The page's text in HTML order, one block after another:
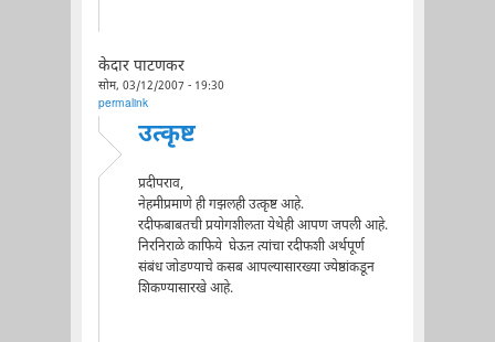
केदार पाटणकर
सोम, 03/12/2007 - 19:30
permalink
उत्कृष्ट
प्रदीपराव,
नेहमीप्रमाणे ही गझलही उत्कृष्ट आहे.
रदीफबाबतची प्रयोगशीलता येथेही आपण जपली आहे.
निरनिराळे काफिये घेऊऩ त्यांचा रदीफशी अर्थपूर्ण
संबंध जोडण्याचे कसब आपल्यासारख्या ज्येष्ठांकडून
शिकण्यासारखे आहे.